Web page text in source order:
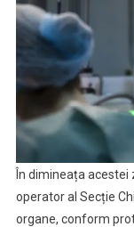
În dimineața acestei
operator al Secție
organe, conform